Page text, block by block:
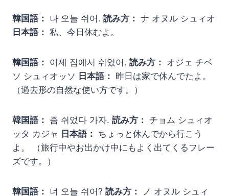
韓国語： 나 오늘 쉬어. 読み方： ナ オヌル シュィオ
日本語： 私、今日休むよ。
韓国語： 어제 집에서 쉬었어. 読み方： オジェ チベ
ソ シュィオッソ 日本語： 昨日は家で休んでたよ。
（過去形の自然な使い方です。）
韓国語： 좀 쉬었다 가자. 読み方： チョム シュィオ
ッタ カジャ 日本語： ちょっと休んでから行こう
よ。 （旅行中やお出かけ中にもよく出てくるフレー
ズです。）
韓国語： 너 오늘 쉬어? 読み方：
ノ オヌル シュィ